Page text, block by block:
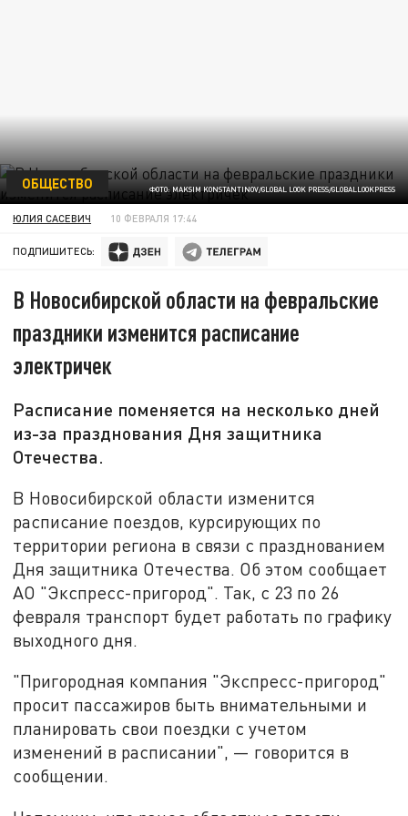
ФОТО: MAKSIM KONSTANTINOV/GLOBAL LOOK PRESS/GLOBALLOOKPRESS
ОБЩЕСТВО
ЮЛИЯ САСЕВИЧ 10 ФЕВРАЛЯ 17:44
ПОДПИШИТЕСЬ:
В Новосибирской области на февральские
праздники изменится расписание
электричек
Расписание поменяется на несколько дней
из-за празднования Дня защитника
Отечества.
В Новосибирской области изменится
расписание поездов, курсирующих по
территории региона в связи с празднованием
Дня защитника Отечества. Об этом сообщает
АО "Экспресс-пригород". Так, с 23 по 26
февраля транспорт будет работать по графику
выходного дня.
"Пригородная компания "Экспресс-пригород"
просит пассажиров быть внимательными и
планировать свои поездки с учетом
изменений в расписании", — говорится в
сообщении.